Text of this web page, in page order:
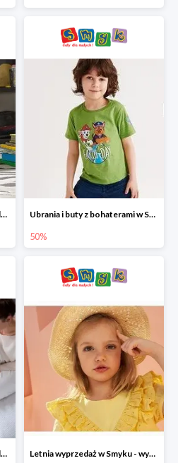
Pierwsze książeczki w Smyku do -45% Ubrania i buty z bohaterami w Smyku do -50%
50%
Marka Motherhood w Smyku do -40% Letnia wyprzedaż w Smyku - wybrane ubrania i buty do -50%